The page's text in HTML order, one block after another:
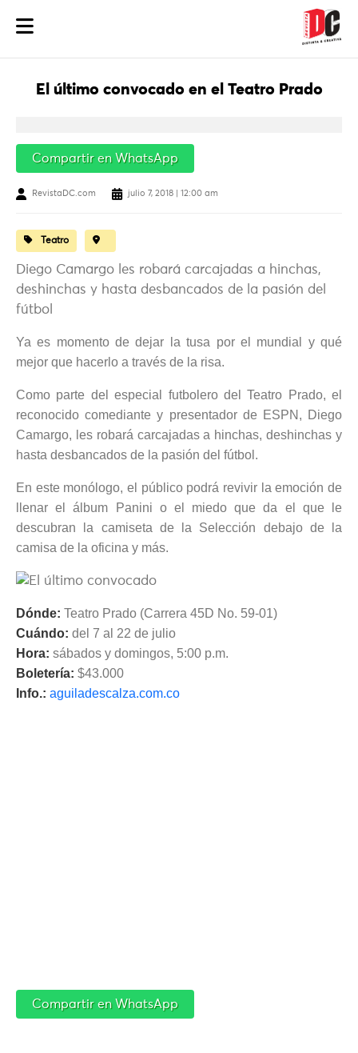
El último convocado en el Teatro Prado
Compartir en WhatsApp
RevistaDC.com julio 7, 2018 | 12:00 am
Teatro
Diego Camargo les robará carcajadas a hinchas,
deshinchas y hasta desbancados de la pasión del
fútbol
Ya es momento de dejar la tusa por el mundial y qué
mejor que hacerlo a través de la risa.
Como parte del especial futbolero del Teatro Prado, el
reconocido comediante y presentador de ESPN, Diego
Camargo, les robará carcajadas a hinchas, deshinchas y
hasta desbancados de la pasión del fútbol.
En este monólogo, el público podrá revivir la emoción de
llenar el álbum Panini o el miedo que da el que le
descubran la camiseta de la Selección debajo de la
camisa de la oficina y más.
Dónde: Teatro Prado (Carrera 45D No. 59-01)
Cuándo: del 7 al 22 de julio
Hora: sábados y domingos, 5:00 p.m.
Boletería: $43.000
Info.: aguiladescalza.com.co
Compartir en WhatsApp